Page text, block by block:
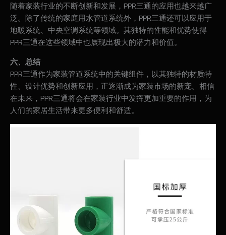
随着家装行业的不断创新和发展，PPR三通的应用也越来越广
泛。除了传统的家庭用水管道系统外，PPR三通还可以应用于
地暖系统、中央空调系统等领域。其独特的性能和优势使得
PPR三通在这些领域中也展现出极大的潜力和价值。
六、总结
PPR三通作为家装管道系统中的关键组件，以其独特的材质特
性、设计优势和创新应用，正逐渐成为家装市场的新宠。相信
在未来，PPR三通将会在家装行业中发挥更加重要的作用，为
人们的家居生活带来更多便利和舒适。